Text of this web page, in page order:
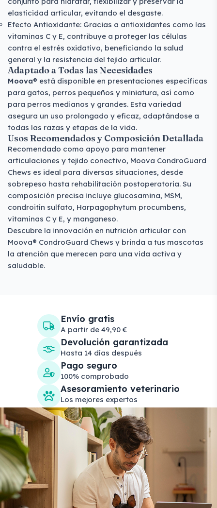
elasticidad articular, evitando el desgaste.
Efecto Antioxidante: Gracias a antioxidantes como las
vitaminas C y E, contribuye a proteger las células
contra el estrés oxidativo, beneficiando la salud
general y la resistencia del tejido articular.
Adaptado a Todas las Necesidades
Moova® está disponible en presentaciones específicas
para gatos, perros pequeños y miniatura, así como
para perros medianos y grandes. Esta variedad
asegura un uso prolongado y eficaz, adaptándose a
todas las razas y etapas de la vida.
Usos Recomendados y Composición Detallada
Recomendado como apoyo para mantener
articulaciones y tejido conectivo, Moova CondroGuard
Chews es ideal para diversas situaciones, desde
sobrepeso hasta rehabilitación postoperatoria. Su
composición precisa incluye glucosamina, MSM,
condroitín sulfato, Harpagophytum procumbens,
vitaminas C y E, y manganeso.
Descubre la innovación en nutrición articular con
Moova® CondroGuard Chews y brinda a tus mascotas
la atención que merecen para una vida activa y
saludable.
Envío gratis
A partir de 49,90 €
Devolución garantizada
Hasta 14 días después
Pago seguro
100% comprobado
Asesoramiento veterinario
Los mejores expertos